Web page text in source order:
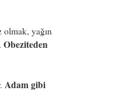
yağın
Obeziteden
Adam gibi